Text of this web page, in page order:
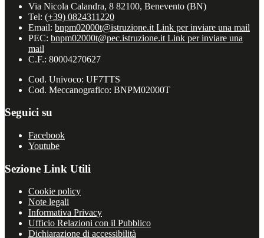
Via Nicola Calandra, 8 82100, Benevento (BN)
Tel: (+39) 0824311220
Email: bnpm02000t@istruzione.it Link per inviare una mail
PEC: bnpm02000t@pec.istruzione.it Link per inviare una
mail
C.F.: 80004270627
Cod. Univoco: UF7TTS
Cod. Meccanografico: BNPM02000T
Seguici su
Facebook
Youtube
Sezione Link Utili
Cookie policy
Note legali
Informativa Privacy
Ufficio Relazioni con il Pubblico
Dichiarazione di accessibilità